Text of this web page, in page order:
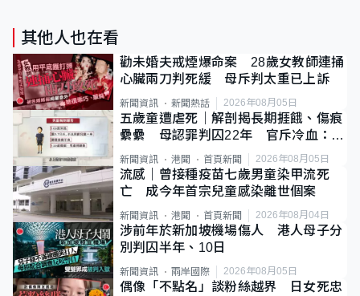
其他人也在看
勸未婚夫戒煙爆命案 28歲女教師連捅
心臟兩刀判死緩 母斥判太重已上訴
新聞資訊 新聞熱話 2026年08月05日
五歲童遭虐死｜解剖揭長期捱餓、傷痕
纍纍 母認罪判囚22年 官斥冷血：同
類案最惡劣
新聞資訊 港聞 首頁新聞 2026年08月05日
流感｜曾接種疫苗七歲男童染甲流死
亡 成今年首宗兒童感染離世個案
新聞資訊 港聞 首頁新聞 2026年08月04日
涉前年於新加坡機場傷人 港人母子分
別判囚半年、10日
新聞資訊 兩岸國際 2026年08月05日
偶像「不點名」談粉絲越界 日女死忠